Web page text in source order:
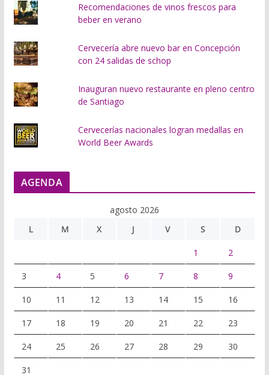
Recomendaciones de vinos frescos para
beber en verano
Cervecería abre nuevo bar en Concepción
con 24 salidas de schop
Inauguran nuevo restaurante en pleno centro
de Santiago
Cervecerías nacionales logran medallas en
World Beer Awards
AGENDA
agosto 2026
L
M X J V S D
1 2
3 4 5 6 7 8 9
10 11 12 13 14 15 16
17 18 19 20 21 22 23
24 25 26 27 28 29 30
31